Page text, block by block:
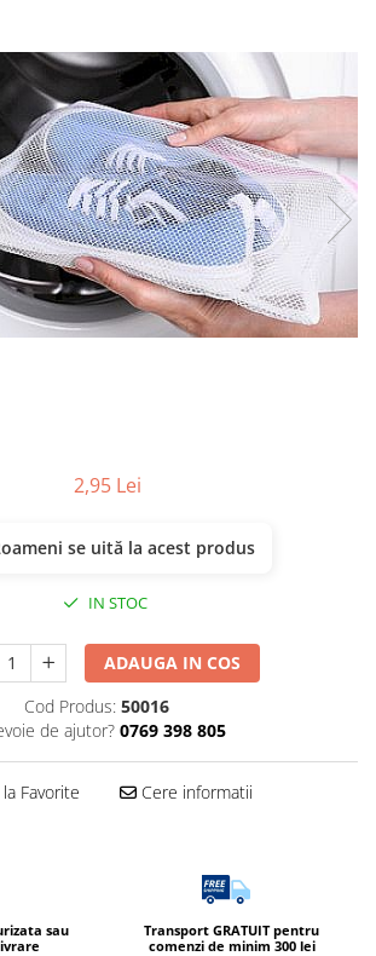
Uscate
2,95 Lei
oameni se uită la acest produs
IN STOC
ADAUGA IN COS
Cod Produs: 50016
de ajutor? 0769 398 805
Favorite Cere informatii
sau
Transport GRATUIT pentru
comenzi de minim 300 lei